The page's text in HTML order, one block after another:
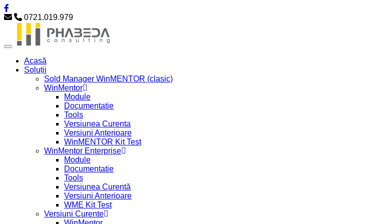
0721.019.979
Acasă
Soluții
Sold Manager WinMENTOR (clasic)
WinMentor
Module
Documentatie
Tools
Versiunea Curenta
Versiuni Anterioare
WinMENTOR Kit Test
WinMentor Enterprise
Module
Documentatie
Tools
Versiunea Curentă
Versiuni Anterioare
WME Kit Test
Versiuni Curente